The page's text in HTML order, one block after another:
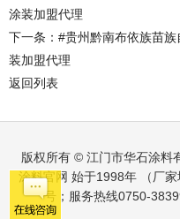
涂装加盟代理
下一条：#贵州黔南布依族苗
装加盟代理
返回列表
版权所有 © 江门市华石涂料
涂料官网 始于1998年 （厂
号；服务热线0750-